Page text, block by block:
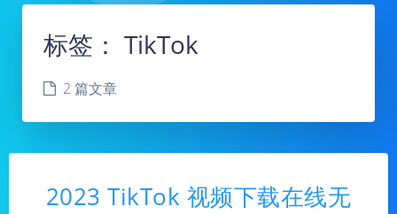
标签： TikTok
2 篇文章
2023 TikTok 视频下载在线无